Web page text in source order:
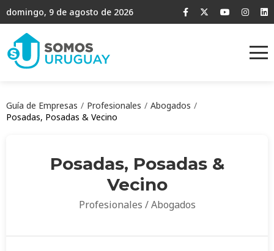
domingo, 9 de agosto de 2026
Guía de Empresas Profesionales
Abogados
Posadas, Posadas & Vecino
Posadas, Posadas &
Vecino
Profesionales / Abogados